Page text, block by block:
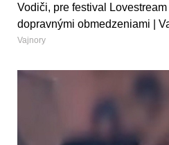
Vodiči, pre festival
dopravnými obmedzeniami |
Vajnory